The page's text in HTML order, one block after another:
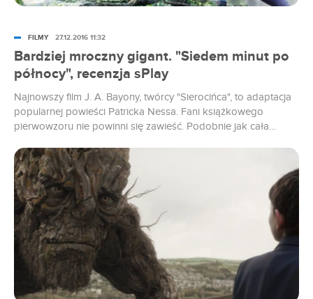
Bardziej mroczny gigant. "Siedem minut po
północy", recenzja sPlay
Najnowszy film J. A. Bayony, twórcy "Sierocińca", to adaptacja
popularnej powieści Patricka Nessa. Fani książkowego
pierwowzoru nie powinni się zawieść. Podobnie jak cała
FILMY 27.12.2016 11:32